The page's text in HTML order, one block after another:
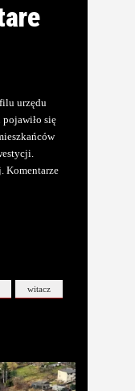
urzędu
się
Komentarze
witacz